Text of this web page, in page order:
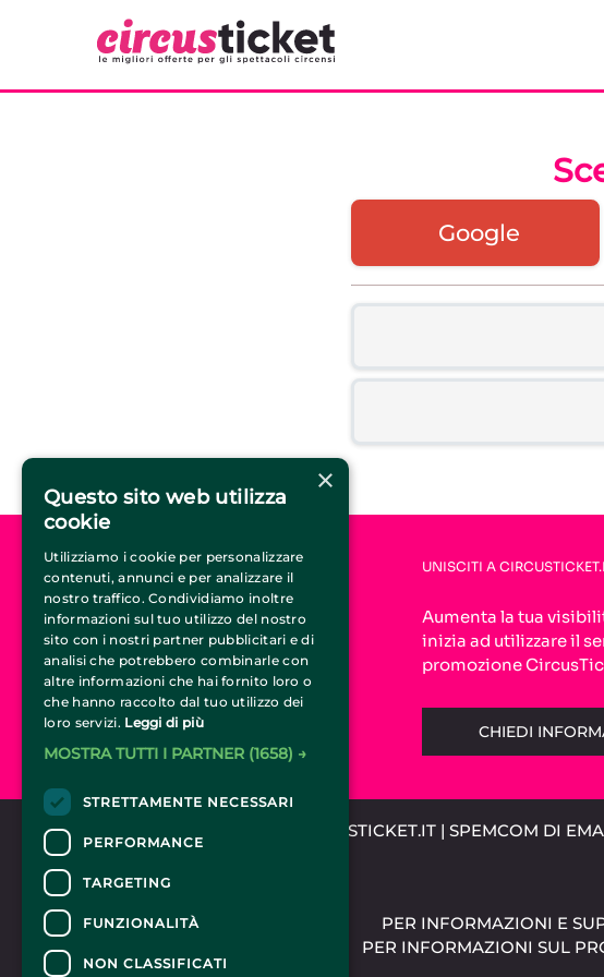
Google
L'AZIENDA
HOME
CHI SIAMO
COME FUNZIONA
FAQ
CONTATTI
UNISCITI A
Aumenta la tua
inizia ad utilizzare il
promozione
CHIEDI
©2015-2024 CIRCUSTICKET.IT | SPEMCOM DI
PER INFORMAZIONI E
PER INFORMAZIONI SUL
×
Questo sito web utilizza
cookie
Utilizziamo i cookie per personalizzare
contenuti, annunci e per analizzare il
nostro traffico. Condividiamo inoltre
informazioni sul tuo utilizzo del nostro
sito con i nostri partner pubblicitari e di
analisi che potrebbero combinarle con
altre informazioni che hai fornito loro o
che hanno raccolto dal tuo utilizzo dei
loro servizi. Leggi di più
MOSTRA TUTTI I PARTNER (1658) →
STRETTAMENTE NECESSARI
PERFORMANCE
TARGETING
FUNZIONALITÀ
NON CLASSIFICATI